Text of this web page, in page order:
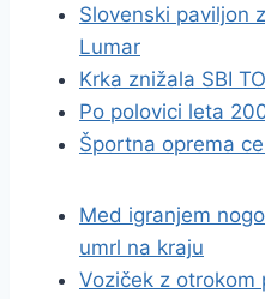
Slovenski paviljon
Lumar
Krka znižala SBI
Po polovici leta
Športna oprema
Med igranjem
umrl na kraju
Voziček z otrokom